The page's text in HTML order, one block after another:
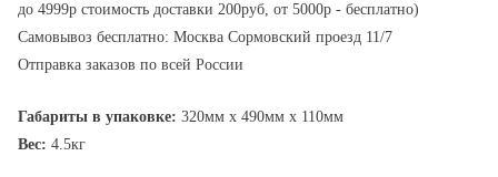
до 4999р стоимость доставки 200руб, от 5000р - бесплатно)
Самовывоз бесплатно: Москва Сормовский проезд 11/7
Отправка заказов по всей России
Габариты в упаковке: 320мм x 490мм x 110мм
Вес: 4.5кг